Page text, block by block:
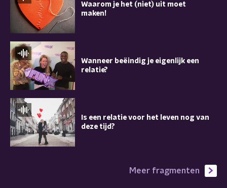
Waarom je het (niet) uit moet
maken!
Wanneer beëindig je eigenlijk een
relatie?
Is een relatie voor het leven nog van
deze tijd?
Meer fragmenten